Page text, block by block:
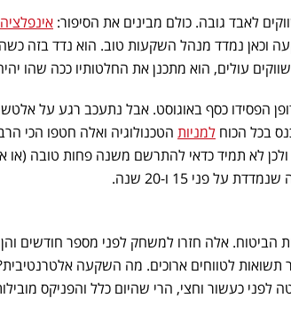
לאבד גובה. כולם מבינים את הסיפור: אינפלציה
וכאן נמדד מנהל השקעות טוב. הוא נדד בזה
עולים, הוא מתכנן את החלטותיו ככה שהו
הפסידו כסף באוגוסט. אבל נתעכב רגע על
בכל הכוח למניות הטכנולוגיה ואלה חטפו הכי
לא תמיד כדאי להתרשם משנה פחות טובה (או
על פני 15 ו-20 שנה.
הביטוח. אלה חזרו למשחק לפני מספר חודשים
תשואות לטווחים ארוכים. מה השקעה
לפני כעשור וחצי, הרי שהיום כלל והפניקס